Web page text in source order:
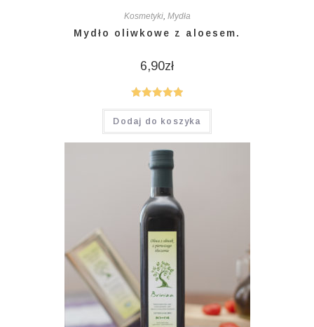
Kosmetyki, Mydła
Mydło oliwkowe z aloesem.
6,90zł
Oceniono
5.00na 5
Dodaj do koszyka